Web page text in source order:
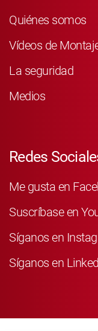
Quiénes somos
Vídeos de
La seguridad
Medios
Redes
Me gusta en
Suscríbase en
Síganos en
Síganos en